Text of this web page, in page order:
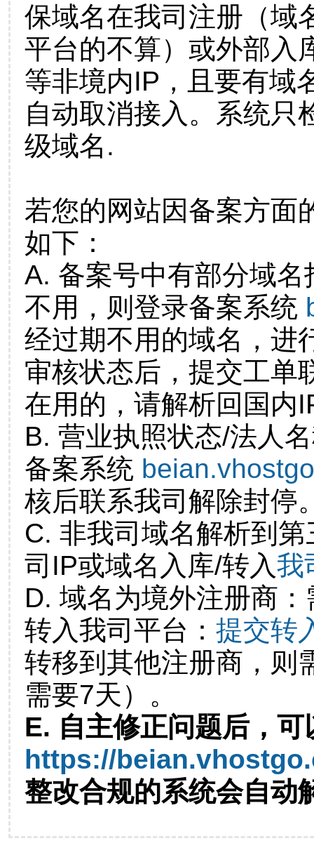
保域名在我司注册（域
平台的不算）或外部入
等非境内IP，且要有域
自动取消接入。系统只
级域名.
若您的网站因备案方面
如下：
A. 备案号中有部分域
不用，则登录备案系统
经过期不用的域名，进
审核状态后，提交工单
在用的，请解析回国内
B. 营业执照状态/法人
备案系统
核后联系我司解除封停
C. 非我司域名解析到
司IP或域名入库/转入我
D. 域名为境外注册商
转入我司平台： 提交转
转移到其他注册商，则
需要7天）。
E. 自主修正问题后，可
https://
整改合规的系统会自动